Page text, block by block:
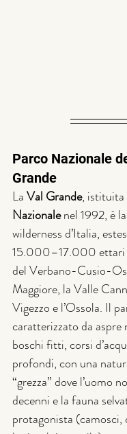
Parco Nazionale
Grande
La Val Grande, istituita
Nazionale nel 1992, è
wilderness d’Italia,
15.000–17.000 ettari
del Verbano-Cusio-
Maggiore, la Valle
Vigezzo e l’Ossola. Il
caratterizzato da aspre
boschi fitti, corsi
profondi, con una
“grezza” dove l’uomo
decenni e la fauna
protagonista (camosci,